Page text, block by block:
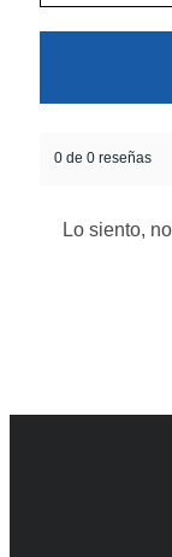
a la
0 de 0 reseñas
Lo siento,